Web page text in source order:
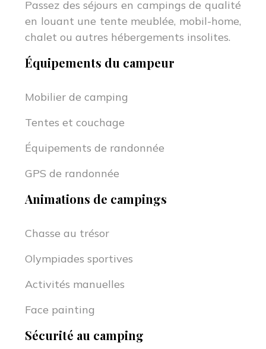
Passez des séjours en campings de qualité
en louant une tente meublée, mobil-home,
chalet ou autres hébergements insolites.
Équipements du campeur
Mobilier de camping
Tentes et couchage
Équipements de randonnée
GPS de randonnée
Animations de campings
Chasse au trésor
Olympiades sportives
Activités manuelles
Face painting
Sécurité au camping